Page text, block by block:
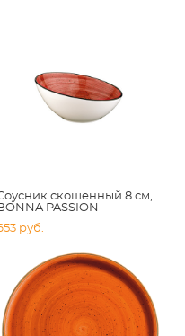
скошенный 8 см,
PASSION
pуб.